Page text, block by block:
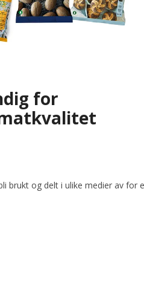
for
brukt og delt i ulike medier av